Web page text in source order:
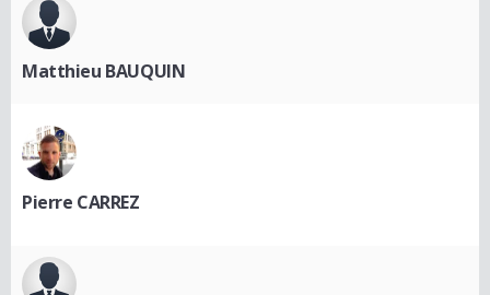
Matthieu BAUQUIN
Pierre CARREZ